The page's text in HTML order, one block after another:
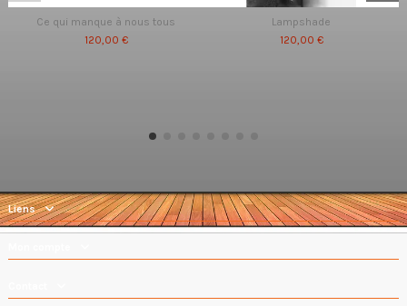
Ce qui manque à nous tous
120,00 €
Lampshade
120,00 €
Liens